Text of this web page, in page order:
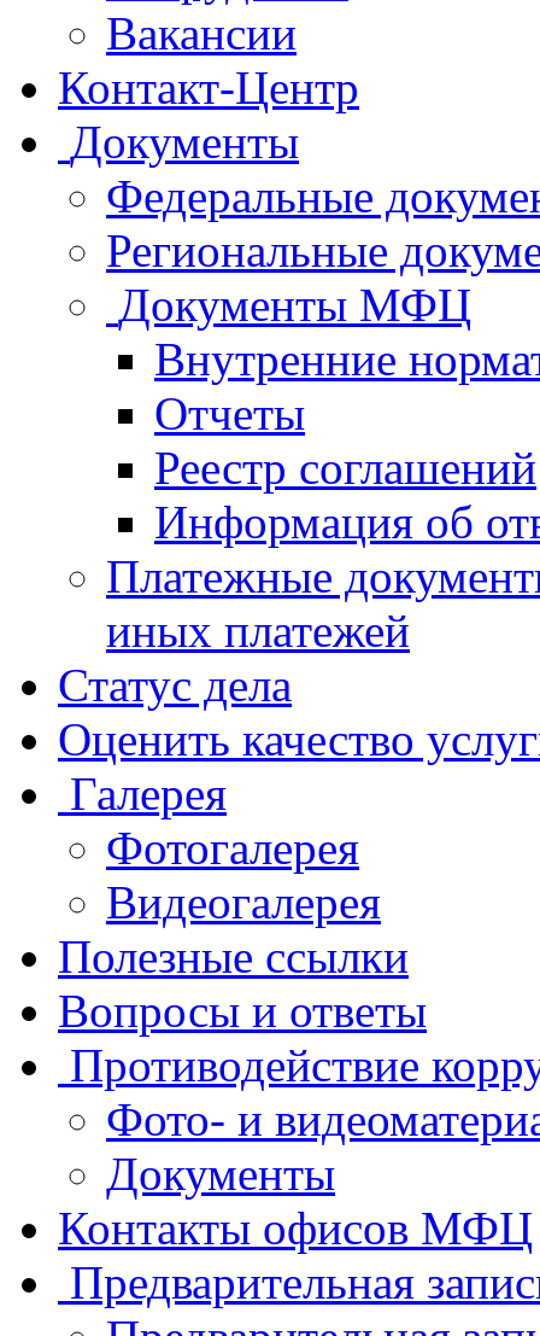
Вакансии
Контакт-Центр
Документы
Федеральные
Региональные
Документы МФЦ
Внутренние
Отчеты
Реестр соглашений
Информация об
Платежные
иных платежей
Статус дела
Оценить качество
Галерея
Фотогалерея
Видеогалерея
Полезные ссылки
Вопросы и ответы
Противодействие
Фото- и
Документы
Контакты офисов МФЦ
Предварительная